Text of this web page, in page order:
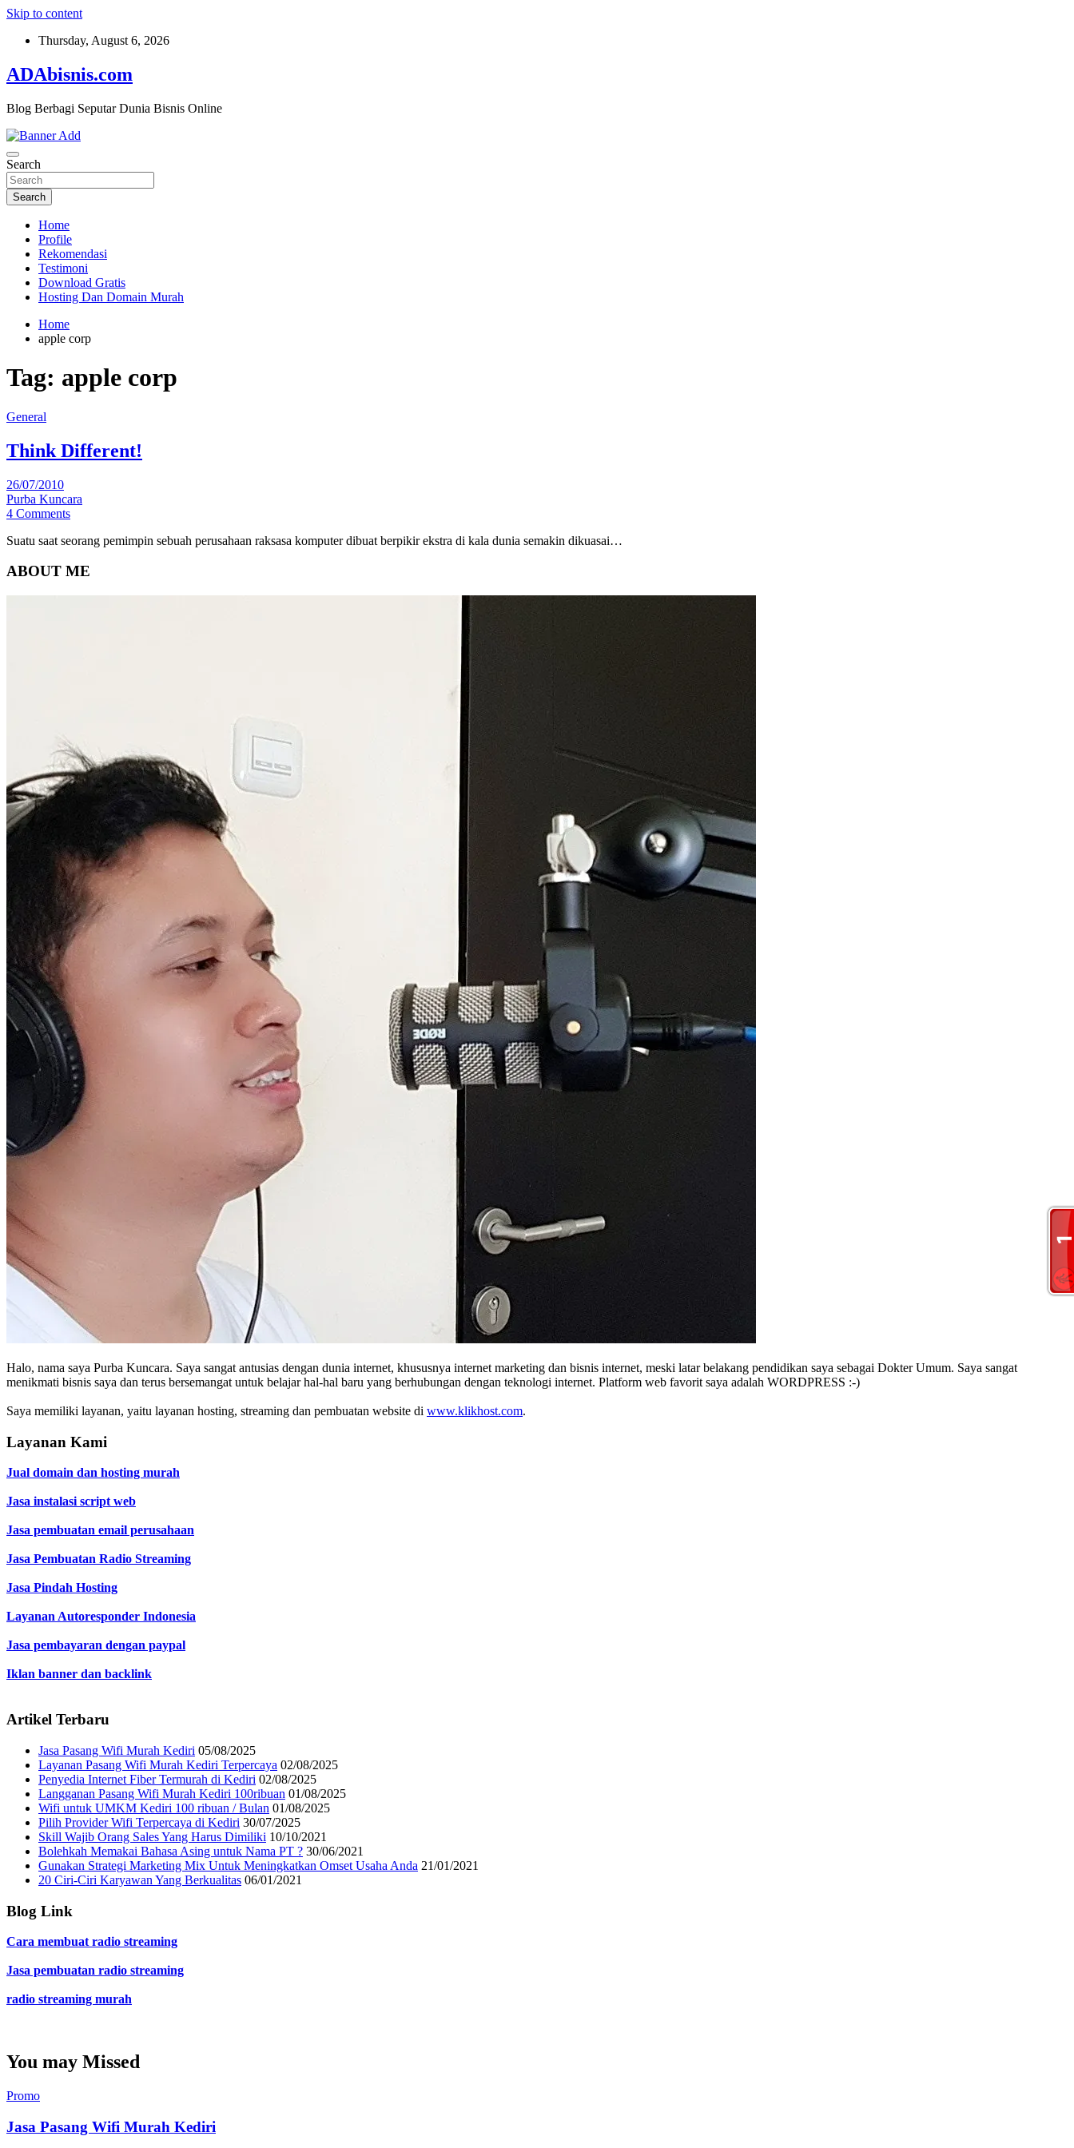
Skip to content
Thursday, August 6, 2026
ADAbisnis.com
Blog Berbagi Seputar Dunia Bisnis Online
Search
Search
Home
Profile
Rekomendasi
Testimoni
Download Gratis
Hosting Dan Domain Murah
Home
apple corp
Tag: apple corp
General
Think Different!
26/07/2010
Purba Kuncara
4 Comments
Suatu saat seorang pemimpin sebuah perusahaan raksasa komputer dibuat berpikir ekstra di kala dunia semakin dikuasai…
ABOUT ME
Halo, nama saya Purba Kuncara. Saya sangat antusias dengan dunia internet, khususnya internet marketing dan bisnis internet, meski latar belakang pendidikan saya sebagai Dokter Umum. Saya sangat
menikmati bisnis saya dan terus bersemangat untuk belajar hal-hal baru yang berhubungan dengan teknologi internet. Platform web favorit saya adalah WORDPRESS :-)
Saya memiliki layanan, yaitu layanan hosting, streaming dan pembuatan website di www.klikhost.com.
Layanan Kami
Jual domain dan hosting murah
Jasa instalasi script web
Jasa pembuatan email perusahaan
Jasa Pembuatan Radio Streaming
Jasa Pindah Hosting
Layanan Autoresponder Indonesia
Jasa pembayaran dengan paypal
Iklan banner dan backlink
Artikel Terbaru
Jasa Pasang Wifi Murah Kediri 05/08/2025
Layanan Pasang Wifi Murah Kediri Terpercaya 02/08/2025
Penyedia Internet Fiber Termurah di Kediri 02/08/2025
Langganan Pasang Wifi Murah Kediri 100ribuan 01/08/2025
Wifi untuk UMKM Kediri 100 ribuan / Bulan 01/08/2025
Pilih Provider Wifi Terpercaya di Kediri 30/07/2025
Skill Wajib Orang Sales Yang Harus Dimiliki 10/10/2021
Bolehkah Memakai Bahasa Asing untuk Nama PT ? 30/06/2021
Gunakan Strategi Marketing Mix Untuk Meningkatkan Omset Usaha Anda 21/01/2021
20 Ciri-Ciri Karyawan Yang Berkualitas 06/01/2021
Blog Link
Cara membuat radio streaming
Jasa pembuatan radio streaming
radio streaming murah
You may Missed
Promo
Jasa Pasang Wifi Murah Kediri